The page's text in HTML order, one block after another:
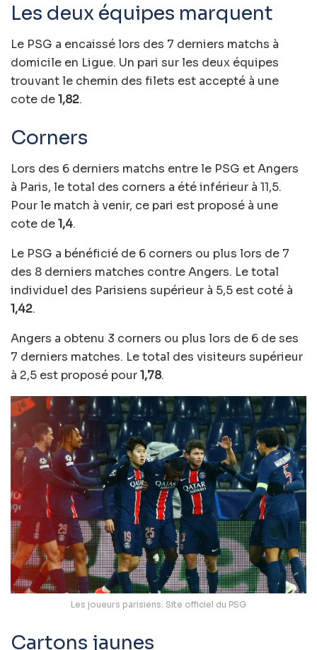
Les deux équipes marquent
Le PSG a encaissé lors des 7 derniers matchs à
domicile en Ligue. Un pari sur les deux équipes
trouvant le chemin des filets est accepté à une
cote de1,82.
Corners
Lors des 6 derniers matchs entre le PSG et Angers
à Paris, le total des corners a été inférieur à 11,5.
Pour le match à venir, ce pari est proposé à une
cote de1,4.
Le PSG a bénéficié de 6 corners ou plus lors de 7
des 8 derniers matches contre Angers. Le total
individuel des Parisiens supérieur à 5,5 est coté à
1,42.
Angers a obtenu 3 corners ou plus lors de 6 de ses
7 derniers matches. Le total des visiteurs supérieur
à 2,5 est proposé pour1,78.
Les joueurs parisiens. Site officiel du PSG
Cartons jaunes